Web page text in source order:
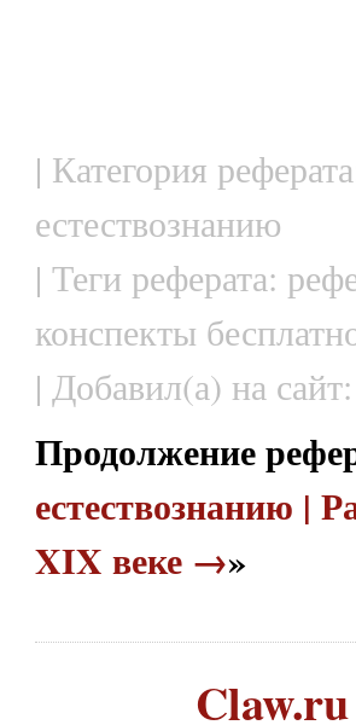
| Категория
естествознанию
| Теги реферата:
конспекты
| Добавил(а) на
Продолжение
естествознанию |
XIX веке →»